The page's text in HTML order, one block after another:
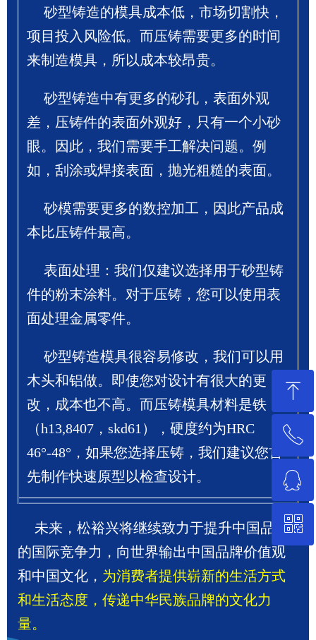
砂型铸造的模具成本低，市场切割快，
项目投入风险低。而压铸需要更多的时间
来制造模具，所以成本较昂贵。
砂型铸造中有更多的砂孔，表面外观
差，压铸件的表面外观好，只有一个小砂
眼。因此，我们需要手工解决问题。例
如，刮涂或焊接表面，抛光粗糙的表面。
砂模需要更多的数控加工，因此产品成
本比压铸件最高。
表面处理：我们仅建议选择用于砂型铸
件的粉末涂料。对于压铸，您可以使用表
面处理金属零件。
砂型铸造模具很容易修改，我们可以用
木头和铝做。即使您对设计有很大的更
改，成本也不高。而压铸模具材料是铁
（h13,8407，skd61），硬度约为HRC
46°-48°，如果您选择压铸，我们建议您首
先制作快速原型以检查设计。
未来，松裕兴将继续致力于提升中国品牌
的国际竞争力，向世界输出中国品牌价值观
和中国文化， 为消费者提供崭新的生活方式
和生活态度，传递中华民族品牌的文化力
量。
ꁸ
回到顶部
ꂅ
ꁗ
QQ客服
ꀥ